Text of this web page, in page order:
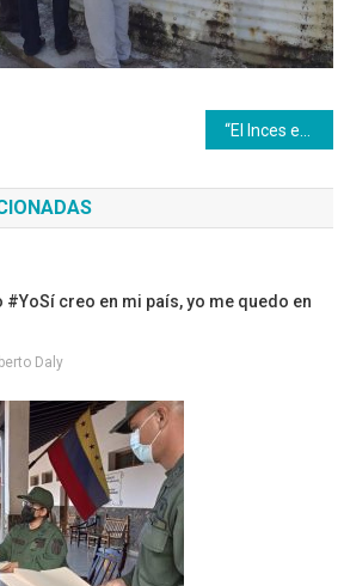
“El Inces está en movilización por la paz de la Patria”
#YoSí creo en mi país, yo me quedo en
Daly